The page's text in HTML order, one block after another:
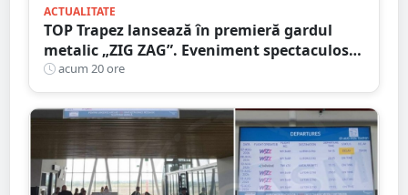
ACTUALITATE
TOP Trapez lansează în premieră gardul
metalic „ZIG ZAG”. Eveniment spectaculos
în Grădina Romei
acum 20 ore